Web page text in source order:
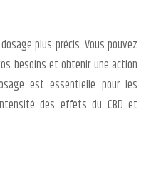
plus précis. Vous pouvez
besoins et obtenir une action
est essentielle pour les
des effets du CBD et